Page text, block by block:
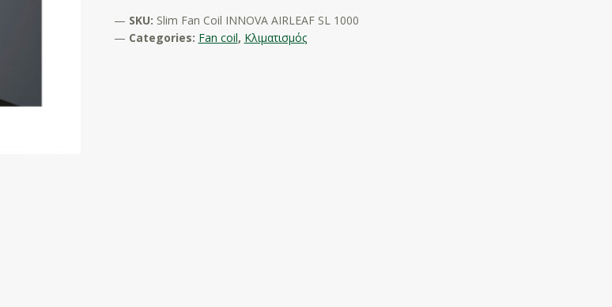
SKU: Slim Fan Coil INNOVA AIRLEAF SL 1000
Categories: Fan coil, Κλιματισμός